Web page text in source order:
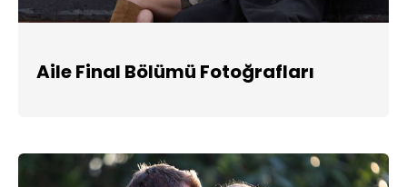
Aile Final Bölümü Fotoğrafları